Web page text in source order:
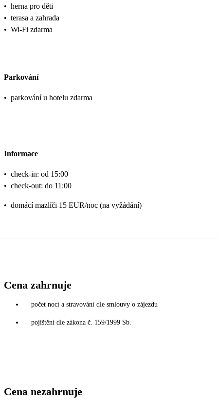
• herna pro děti
• terasa a zahrada
• Wi-Fi zdarma
Parkování
• parkování u hotelu zdarma
Informace
• check-in: od 15:00
• check-out: do 11:00
• domácí mazlíči 15 EUR/noc (na vyžádání)
Cena zahrnuje
počet nocí a stravování dle smlouvy o zájezdu
pojištění dle zákona č. 159/1999 Sb.
Cena nezahrnuje